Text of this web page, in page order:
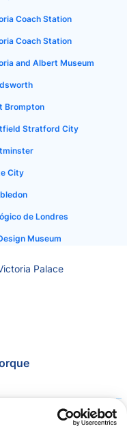
Coach Station
Coach Station
and Albert Museum
Brompton
Stratford City
City
de Londres
Museum
Palace